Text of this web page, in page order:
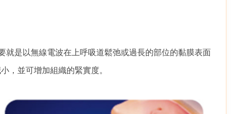
是以無線電波在上呼吸道鬆弛或過長的部位的黏膜表面
，並可增加組織的緊實度。